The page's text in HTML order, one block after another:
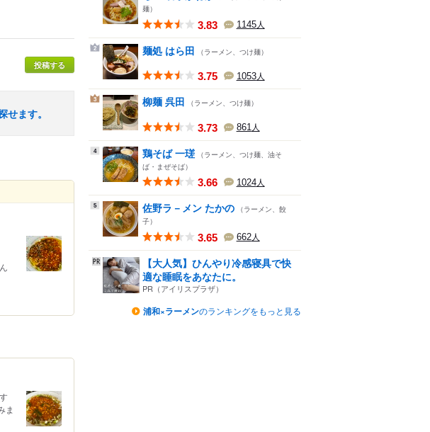
投稿する
ます。
ま
麺）
3.83 1145人
2 麺処 はら田 （ラーメン、つけ麺）
3.75 1053人
3 柳麺 呉田 （ラーメン、つけ麺）
3.73 861人
4 鶏そば 一瑳 （ラーメン、つけ麺、油そ
ば・まぜそば）
3.66 1024人
5 佐野ラ－メン たかの （ラーメン、餃
子）
3.65 662人
【大人気】ひんやり冷感寝具で快
適な睡眠をあなたに。
PR（アイリスプラザ）
浦和×ラーメンのランキングをもっと見る